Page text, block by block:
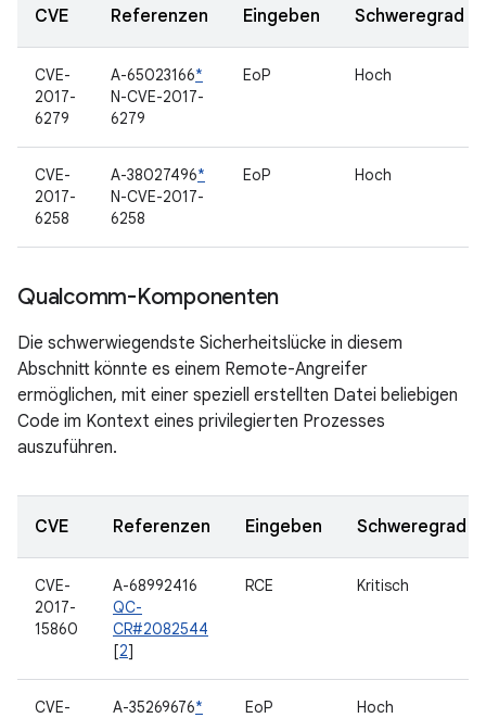
CVE Referenzen Eingeben Schweregrad
CVE-
2017-
6279
A-65023166*
N-CVE-2017-
6279
EoP Hoch
CVE-
2017-
6258
A-38027496*
N-CVE-2017-
6258
EoP Hoch
Qualcomm-Komponenten
Die schwerwiegendste Sicherheitslücke in diesem
Abschnitt könnte es einem Remote-Angreifer
ermöglichen, mit einer speziell erstellten Datei beliebigen
Code im Kontext eines privilegierten Prozesses
auszuführen.
CVE Referenzen Eingeben Schweregrad
CVE-
2017-
15860
A-68992416
QC-
CR#2082544
[2]
RCE Kritisch
CVE-
A-35269676*
EoP Hoch